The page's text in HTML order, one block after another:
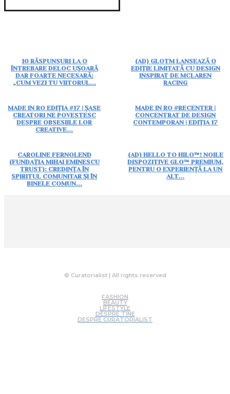
10 RĂSPUNSURI LA O
ÎNTREBARE DELOC UȘOARĂ
DAR FOARTE NECESARĂ:
„CUM VEZI TU VIITORUL...
(AD) GLOTM LANSEAZĂ O
EDIȚIE LIMITATĂ CU DESIGN
INSPIRAT DE MCLAREN
RACING
MADE IN RO EDIȚIA #17 | ȘASE
CREATORI NE POVESTESC
DESPRE OBSESIILE LOR
CREATIVE...
MADE IN RO #RECENTER |
CONCENTRAT DE DESIGN
CONTEMPORAN | EDIȚIA 17
CAROLINE FERNOLEND
(FUNDAȚIA MIHAI EMINESCU
TRUST): CREDINȚA ÎN
SPIRITUL COMUNITAR ȘI ÎN
BINELE COMUN...
(AD) HELLO TO HILO™! NOILE
DISPOZITIVE GLO™ PREMIUM,
PENTRU O EXPERIENȚĂ LA UN
ALT...
© Curatorialist | All rights reserved
FASHION
BEAUTY
LIFESTYLE
DESPRE TINE
DESPRE CURATORIALIST